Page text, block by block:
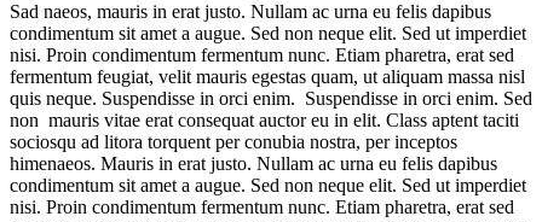
Sad naeos, mauris in erat justo. Nullam ac urna eu felis dapibus
condimentum sit amet a augue. Sed non neque elit. Sed ut imperdiet
nisi. Proin condimentum fermentum nunc. Etiam pharetra, erat sed
fermentum feugiat, velit mauris egestas quam, ut aliquam massa nisl
quis neque. Suspendisse in orci enim. Suspendisse in orci enim. Sed
non mauris vitae erat consequat auctor eu in elit. Class aptent taciti
sociosqu ad litora torquent per conubia nostra, per inceptos
himenaeos. Mauris in erat justo. Nullam ac urna eu felis dapibus
condimentum sit amet a augue. Sed non neque elit. Sed ut imperdiet
nisi. Proin condimentum fermentum nunc. Etiam pharetra, erat sed